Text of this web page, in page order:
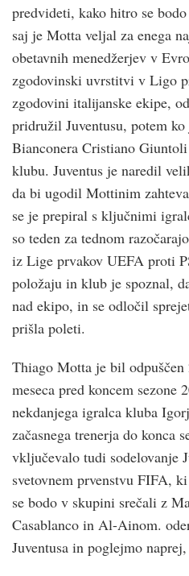
predvideti, kako hitro se
saj je Motta veljal za enega
obetavnih menedžerjev v
zgodovinski uvrstitvi v Ligo
zgodovini italijanske ekipe,
pridružil Juventusu, potem
Bianconera Cristiano
klubu. Juventus je naredil
da bi ugodil Mottinim
se je prepiral s ključnimi
so teden za tednom
iz Lige prvakov UEFA proti
položaju in klub je spoznal,
nad ekipo, in se odločil
prišla poleti.
Thiago Motta je bil
meseca pred koncem sezone
nekdanjega igralca kluba
začasnega trenerja do konca
vključevalo tudi sodelovanje
svetovnem prvenstvu FIFA,
se bodo v skupini srečali z
Casablanco in Al-Ainom.
Juventusa in poglejmo